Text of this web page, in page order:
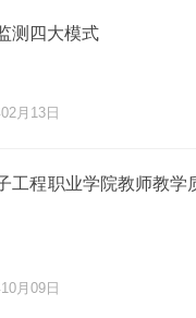
测四大模式
月13日
工程职业学院教师教学
月09日